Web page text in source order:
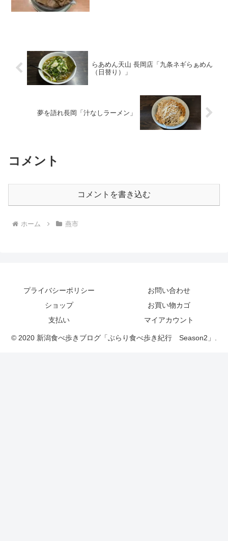
らあめん天山 長岡店「九条ネギらぁめん
（日替り）」
夢を語れ長岡「汁なしラーメン」
コメント
コメントを書き込む
ホーム 燕市
プライバシーポリシー
お問い合わせ
ショップ
お買い物カゴ
支払い
マイアカウント
© 2020 新潟食べ歩きブログ「ぶらり食べ歩き紀行 Season2」.